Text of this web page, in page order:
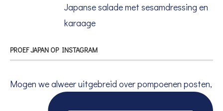
Japanse salade met sesamdressing en
karaage
PROEF JAPAN OP INSTAGRAM
Mogen we alweer uitgebreid over pompoenen posten,